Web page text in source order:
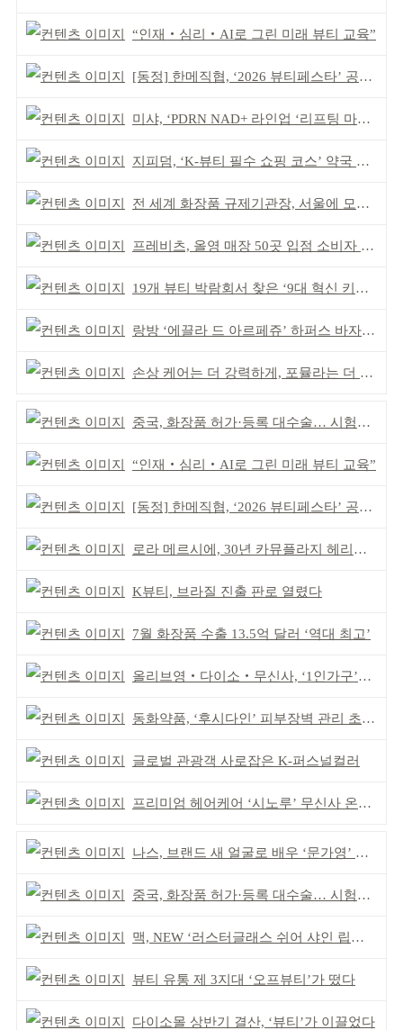
“인재‧심리‧AI로 그린 미래 뷰티 교육”
[동정] 한메직협, ‘2026 뷰티페스타’ 공동 주최
미샤, ‘PDRN NAD+ 라인업 ‘리프팅 마스크’ 출시
지피덤, ‘K-뷰티 필수 쇼핑 코스’ 약국 공략
전 세계 화장품 규제기관장, 서울에 모인다
프레비츠, 올영 매장 50곳 입점 소비자 접점 강화
19개 뷰티 박람회서 찾은 ‘9대 혁신 키워드’
랑방 ‘에끌라 드 아르페쥬’ 하퍼스 바자 화보 공개
손상 케어는 더 강력하게, 포뮬라는 더 산뜻하게!
중국, 화장품 허가·등록 대수술… 시험자료 공용 허용
“인재‧심리‧AI로 그린 미래 뷰티 교육”
[동정] 한메직협, ‘2026 뷰티페스타’ 공동 주최
로라 메르시에, 30년 카뮤플라지 헤리티지 담아
K뷰티, 브라질 진출 판로 열렸다
7월 화장품 수출 13.5억 달러 ‘역대 최고’
올리브영‧다이소‧무신사, ‘1인가구’가 이끈다
동화약품, ‘후시다인’ 피부장벽 관리 초점 ‘리브랜딩’
글로벌 관광객 사로잡은 K-퍼스널컬러
프리미엄 헤어케어 ‘시노루’ 무신사 온라인 입점
나스, 브랜드 새 얼굴로 배우 ‘문가영’ 발탁
중국, 화장품 허가·등록 대수술… 시험자료 공용 허용
맥, NEW ‘러스터글래스 쉬어 샤인 립스틱’ 출시
뷰티 유통 제 3지대 ‘오프뷰티’가 떴다
다이소몰 상반기 결산, ‘뷰티’가 이끌었다